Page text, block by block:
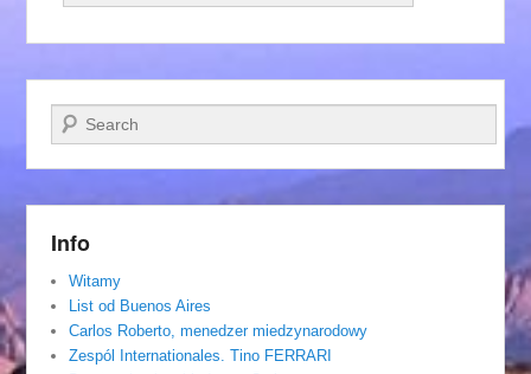
Szukaj
Info
Witamy
List od Buenos Aires
Carlos Roberto, menedzer miedzynarodowy
Zespól Internationales. Tino FERRARI